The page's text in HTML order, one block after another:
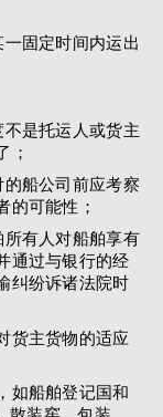
固定时间内运出
是托运人或货主
；
船公司前应考察
的可能性；
有人对船舶享有
通过与银行的经
纠纷诉诸法院时
主货物的适应
船舶登记国和